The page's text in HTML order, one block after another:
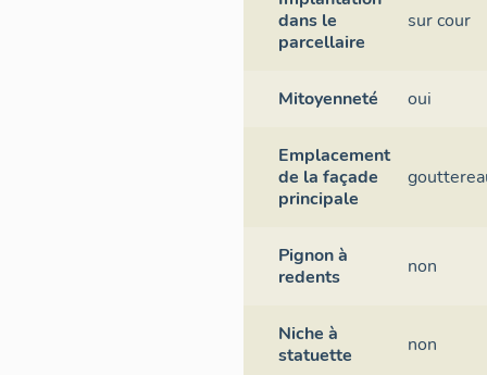
dans le
parcellaire
sur cour
Mitoyenneté oui
Emplacement
de la façade
principale
Pignon à
redents
non
Niche à
statuette
non